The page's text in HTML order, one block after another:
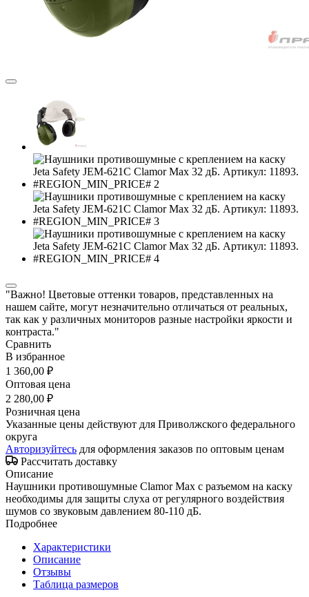
"Важно! Цветовые оттенки товаров, представленных на
нашем сайте, могут незначительно отличаться от реальных,
так как у различных мониторов разные настройки яркости и
контраста."
Сравнить
В избранное
1 360,00 ₽
Оптовая цена
2 280,00 ₽
Розничная цена
Указанные цены действуют для Приволжского федерального
округа
Авторизуйтесь для оформления заказов по оптовым ценам
Рассчитать доставку
Описание
Наушники противошумные Clamor Max с разъемом на каску
необходимы для защиты слуха от регулярного воздействия
шумов со звуковым давлением 80-110 дБ.
Подробнее
Характеристики
Описание
Отзывы
Таблица размеров